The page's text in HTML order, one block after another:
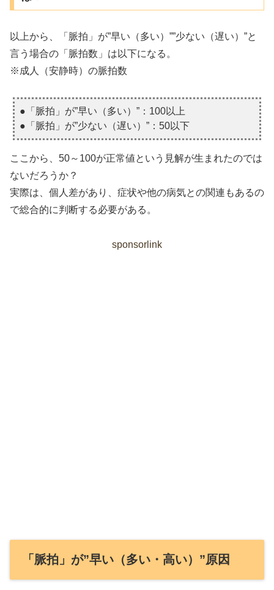
以上から、「脈拍」が”早い（多い）””少ない（遅い）”と
言う場合の「脈拍数」は以下になる。
※成人（安静時）の脈拍数
●「脈拍」が”早い（多い）”：100以上
●「脈拍」が”少ない（遅い）”：50以下
ここから、50～100が正常値という見解が生まれたのでは
ないだろうか？
実際は、個人差があり、症状や他の病気との関連もあるの
で総合的に判断する必要がある。
sponsorlink
「脈拍」が”早い（多い・高い）”原因